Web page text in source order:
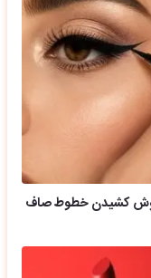
روش کشیدن خطوط صاف